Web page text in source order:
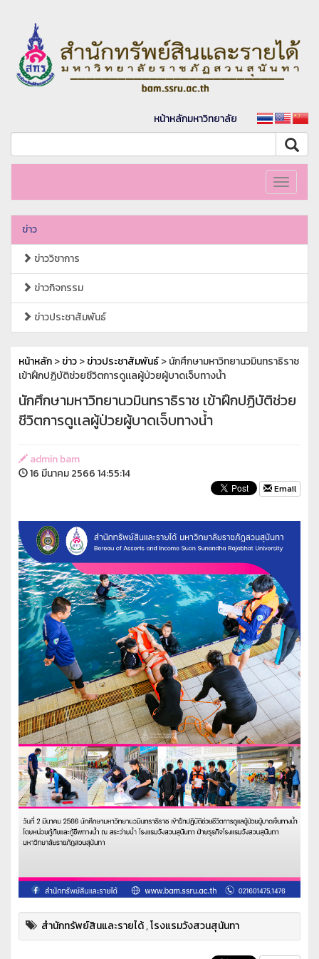
หน้าหลักมหาวิทยาลัย
Toggle
ข่าว
ข่าววิชาการ
ข่าวกิจกรรม
ข่าวประชาสัมพันธ์
หน้าหลัก>ข่าว>ข่าวประชาสัมพันธ์> นักศึกษามหาวิทยานวมินทราธิราช
เข้าฝึกปฏิบัติช่วยชีวิตการดูเเลผู้ป่วยผู้บาดเจ็บทางน้ำ
นักศึกษามหาวิทยานวมินทราธิราช เข้าฝึกปฏิบัติช่วย
ชีวิตการดูเเลผู้ป่วยผู้บาดเจ็บทางน้ำ
admin bam
16 มีนาคม 2566 14:55:14
Email
สำนักทรัพย์สินและรายได้,โรงแรมวังสวนสุนันทา